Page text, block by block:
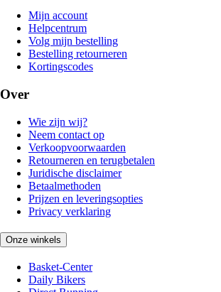
Mijn account
Helpcentrum
Volg mijn bestelling
Bestelling retourneren
Kortingscodes
Over
Wie zijn wij?
Neem contact op
Verkoopvoorwaarden
Retourneren en terugbetalen
Juridische disclaimer
Betaalmethoden
Prijzen en leveringsopties
Privacy verklaring
Onze winkels
Basket-Center
Daily Bikers